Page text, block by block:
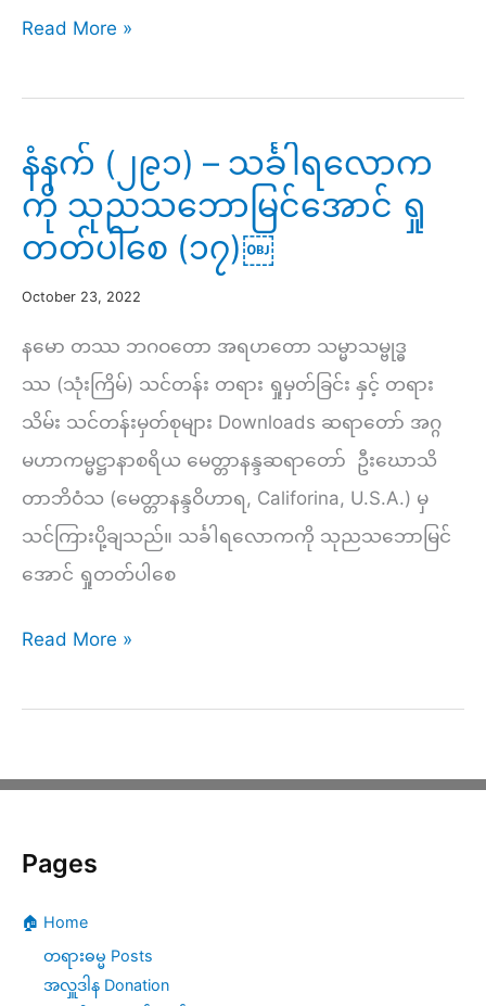
အဘိ
မ္
မာ
သင်တန်း
(၂၀)
–
စေတသိက်
(၃)
စေတသိက်
၁၄-
￼
Read More »
နံနက် (၂၉၁) – သင်္ခါရလောက
ကို သုညသဘောမြင်အောင် ရှု
တတ်ပါစေ (၁၇)￼
October 23, 2022
နမော တဿ ဘဂဝတော အရဟတော သမ္မာသမ္ဗုဒ္ဓ
ဿ (သုံးကြိမ်) သင်တန်း တရား ရှုမှတ်ခြင်း နှင့် တရား
သိမ်း သင်တန်းမှတ်စုများ Downloads ဆရာတော် အဂ္ဂ
မဟာကမ္မဋ္ဌာနာစရိယ မေတ္တာနန္ဒဆရာတော် ဦးဃောသိ
တာဘိဝံသ (မေတ္တာနန္ဒဝိဟာရ, Califorina, U.S.A.) မှ
သင်ကြားပို့ချသည်။ သင်္ခါရလောကကို သုညသဘောမြင်
အောင် ရှုတတ်ပါစေ
နံနက်
–
ကို
သဘော
Read More »
Pages
🏠 Home
တရားဓမ္မ Posts
အလှူဒါန Donation